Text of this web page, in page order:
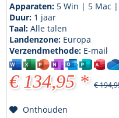
Apparaten: 5 Win | 5 Mac
Duur: 1 jaar
Taal:Alle talen
Landenzone: Europa
Verzendmethode: E-mail
€ 134,95 * €
Onthouden